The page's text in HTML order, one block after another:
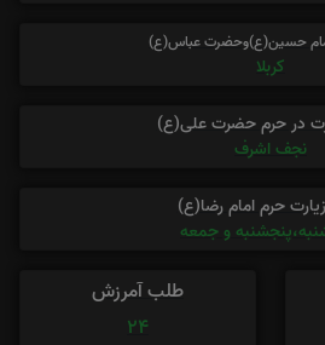
حسین(ع)وحضرت عباس(ع)
کربلا
در حرم حضرت علی(ع)
نجف اشرف
حرم امام رضا(ع)
و جمعه
طلب آمرزش
24